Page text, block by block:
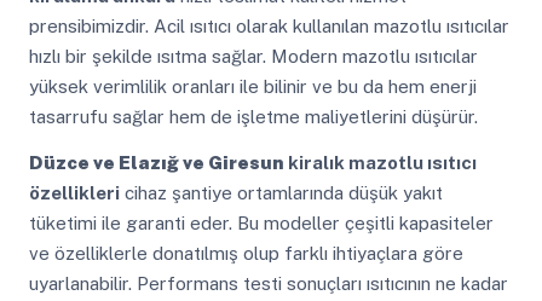
prensibimizdir. Acil ısıtıcı olarak kullanılan mazotlu ısıtıcılar
hızlı bir şekilde ısıtma sağlar. Modern mazotlu ısıtıcılar
yüksek verimlilik oranları ile bilinir ve bu da hem enerji
tasarrufu sağlar hem de işletme maliyetlerini düşürür.
Düzce ve Elazığ ve Giresun kiralık mazotlu ısıtıcı
özelliklericihaz şantiye ortamlarında düşük yakıt
tüketimi ile garanti eder. Bu modeller çeşitli kapasiteler
ve özelliklerle donatılmış olup farklı ihtiyaçlara göre
uyarlanabilir. Performans testi sonuçları ısıtıcının ne kadar